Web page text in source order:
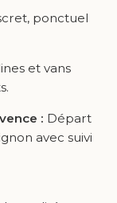
ponctuel
et vans
: Départ
avec suivi